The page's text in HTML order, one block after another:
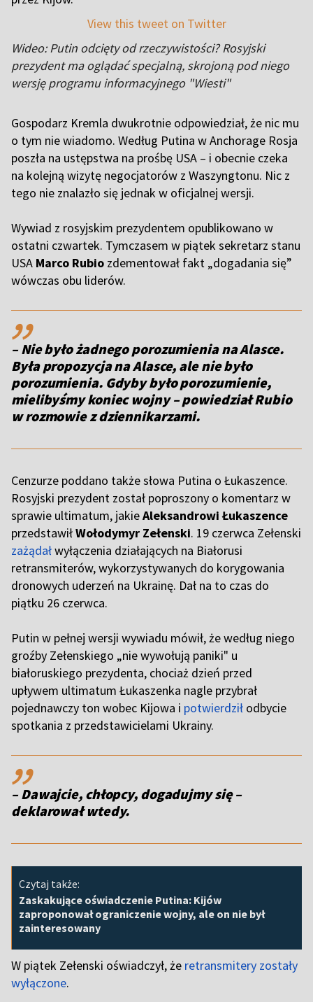
View this tweet on Twitter
Wideo: Putin odcięty od rzeczywistości? Rosyjski
prezydent ma oglądać specjalną, skrojoną pod niego
wersję programu informacyjnego "Wiesti"
Gospodarz Kremla dwukrotnie odpowiedział, że nic mu
o tym nie wiadomo. Według Putina w Anchorage Rosja
poszła na ustępstwa na prośbę USA – i obecnie czeka
na kolejną wizytę negocjatorów z Waszyngtonu. Nic z
tego nie znalazło się jednak w oficjalnej wersji.
Wywiad z rosyjskim prezydentem opublikowano w
ostatni czwartek. Tymczasem w piątek sekretarz stanu
USA Marco Rubio zdementował fakt „dogadania się”
wówczas obu liderów.
,,
– Nie było żadnego porozumienia na Alasce.
Była propozycja na Alasce, ale nie było
porozumienia. Gdyby było porozumienie,
mielibyśmy koniec wojny – powiedział Rubio
w rozmowie z dziennikarzami.
Cenzurze poddano także słowa Putina o Łukaszence.
Rosyjski prezydent został poproszony o komentarz w
sprawie ultimatum, jakieAleksandrowi Łukaszence
przedstawiłWołodymyr Zełenski. 19 czerwca Zełenski
zażądałwyłączenia działających na Białorusi
retransmiterów, wykorzystywanych do korygowania
dronowych uderzeń na Ukrainę. Dał na to czas do
piątku 26 czerwca.
Putin w pełnej wersji wywiadu mówił, że według niego
groźby Zełenskiego „nie wywołują paniki" u
białoruskiego prezydenta, chociaż dzień przed
upływem ultimatum Łukaszenka nagle przybrał
pojednawczy ton wobec Kijowa i potwierdził odbycie
spotkania z przedstawicielami Ukrainy.
,,
– Dawajcie, chłopcy, dogadujmy się –
deklarował wtedy.
Czytaj także:
Zaskakujące oświadczenie Putina: Kijów
zaproponował ograniczenie wojny, ale on nie był
zainteresowany
W piątek Zełenski oświadczył, że retransmitery zostały
wyłączone.